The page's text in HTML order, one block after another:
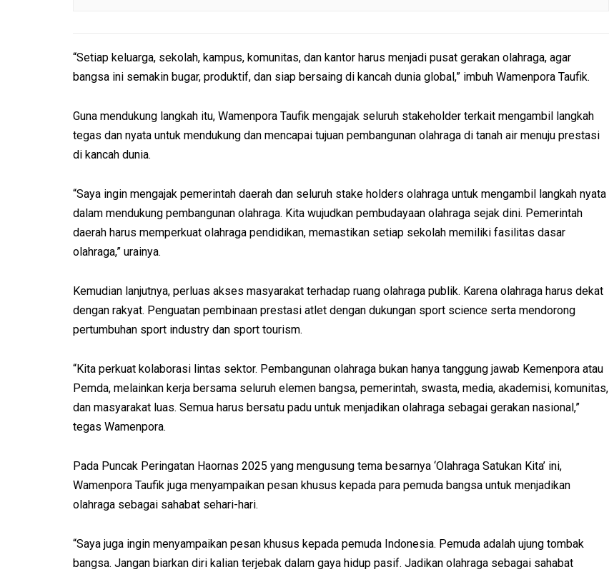
“Setiap keluarga, sekolah, kampus, komunitas, dan kantor harus menjadi pusat gerakan olahraga, agar
bangsa ini semakin bugar, produktif, dan siap bersaing di kancah dunia global,” imbuh Wamenpora Taufik.
Guna mendukung langkah itu, Wamenpora Taufik mengajak seluruh stakeholder terkait mengambil langkah
tegas dan nyata untuk mendukung dan mencapai tujuan pembangunan olahraga di tanah air menuju prestasi
di kancah dunia.
“Saya ingin mengajak pemerintah daerah dan seluruh stake holders olahraga untuk mengambil langkah nyata
dalam mendukung pembangunan olahraga. Kita wujudkan pembudayaan olahraga sejak dini. Pemerintah
daerah harus memperkuat olahraga pendidikan, memastikan setiap sekolah memiliki fasilitas dasar
olahraga,” urainya.
Kemudian lanjutnya, perluas akses masyarakat terhadap ruang olahraga publik. Karena olahraga harus dekat
dengan rakyat. Penguatan pembinaan prestasi atlet dengan dukungan sport science serta mendorong
pertumbuhan sport industry dan sport tourism.
“Kita perkuat kolaborasi lintas sektor. Pembangunan olahraga bukan hanya tanggung jawab Kemenpora atau
Pemda, melainkan kerja bersama seluruh elemen bangsa, pemerintah, swasta, media, akademisi, komunitas,
dan masyarakat luas. Semua harus bersatu padu untuk menjadikan olahraga sebagai gerakan nasional,”
tegas Wamenpora.
Pada Puncak Peringatan Haornas 2025 yang mengusung tema besarnya ‘Olahraga Satukan Kita’ ini,
Wamenpora Taufik juga menyampaikan pesan khusus kepada para pemuda bangsa untuk menjadikan
olahraga sebagai sahabat sehari-hari.
“Saya juga ingin menyampaikan pesan khusus kepada pemuda Indonesia. Pemuda adalah ujung tombak
bangsa. Jangan biarkan diri kalian terjebak dalam gaya hidup pasif. Jadikan olahraga sebagai sahabat